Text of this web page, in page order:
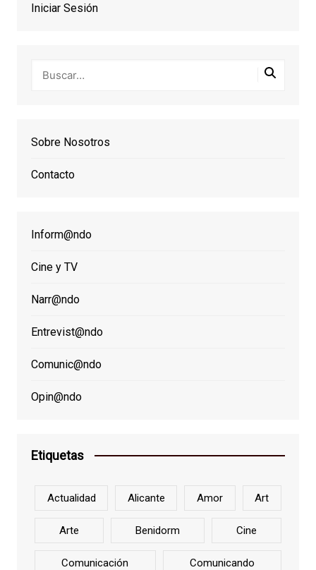
Iniciar Sesión
Sobre Nosotros
Contacto
Inform@ndo
Cine y TV
Narr@ndo
Entrevist@ndo
Comunic@ndo
Opin@ndo
Etiquetas
Actualidad Alicante Amor Art
Arte Benidorm Cine
Comunicación Comunicando